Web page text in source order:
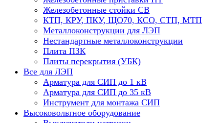
Железобетонные стойки СВ
КТП, КРУ, ПКУ, ЩО70, КСО, СТП, МТП
Металлоконструкции для ЛЭП
Нестандартные металлоконструкции
Плита ПЗК
Плиты перекрытия (УБК)
Все для ЛЭП
Арматура для СИП до 1 кВ
Арматура для СИП до 35 кВ
Инструмент для монтажа СИП
Высоковольтное оборудование